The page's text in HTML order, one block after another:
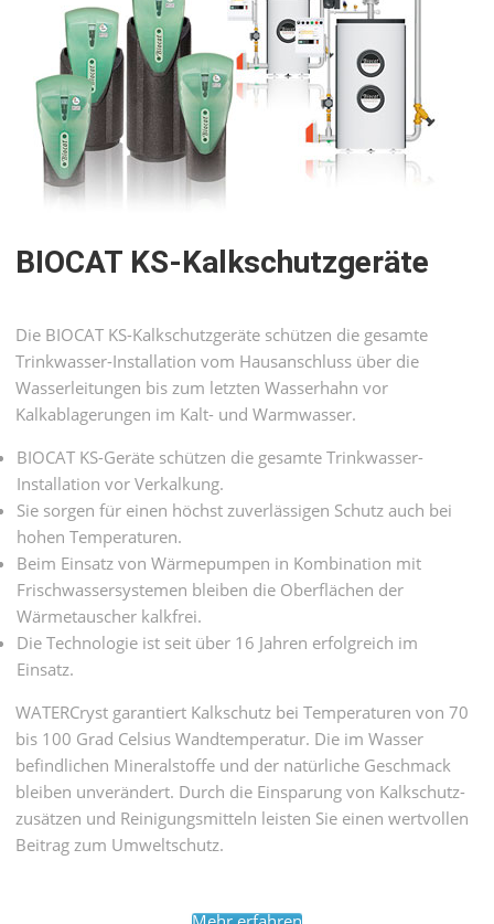
BIOCAT KS-Kalkschutz­geräte
Die BIOCAT KS-Kalkschutzgeräte schützen die gesamte
Trinkwasser-Installation vom Hausanschluss über die
Wasserleitungen bis zum letzten Wasserhahn vor
Kalkablagerungen im Kalt- und Warmwasser.
BIOCAT KS-Geräte schützen die gesamte Trinkwasser-
Installation vor Verkalkung.
Sie sorgen für einen höchst zuverlässigen Schutz auch bei
hohen Temperaturen.
Beim Einsatz von Wärmepumpen in Kombination mit
Frischwassersystemen bleiben die Oberflächen der
Wärmetauscher kalkfrei.
Die Technologie ist seit über 16 Jahren erfolgreich im
Einsatz.
WATERCryst garantiert Kalkschutz bei Tempera­turen von 70
bis 100 Grad Celsius Wand­tempe­ratur. Die im Wasser
befind­lichen Mineral­stoffe und der natür­liche Geschmack
bleiben unver­ändert. Durch die Ein­sparung von Kalkschutz­
zusätzen und Reinigungs­mitteln leisten Sie einen wert­vollen
Beitrag zum Umwelt­schutz.